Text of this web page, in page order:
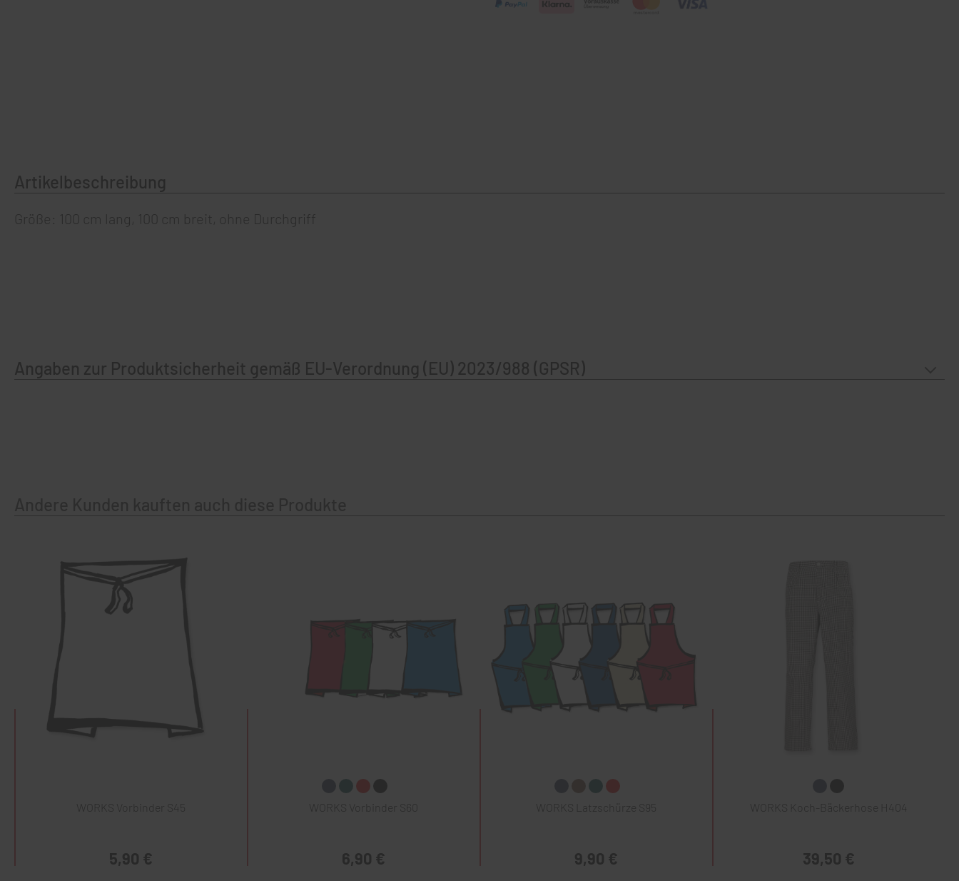
Artikelbeschreibung
Größe: 100 cm lang, 100 cm breit, ohne Durchgriff
Angaben zur Produktsicherheit gemäß EU-Verordnung (EU) 2023/988 (GPSR)
WORKS Vorbinder S45
5,90 €
WORKS Vorbinder S60
6,90 €
WORKS Latzschürze S95
9,90 €
WORKS Koch-Bäckerhose H404
39,50 €